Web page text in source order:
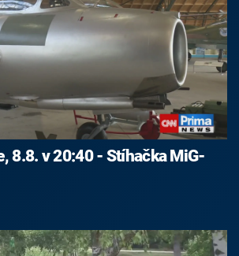
8.8. v 20:40 - Stíhačka MiG-